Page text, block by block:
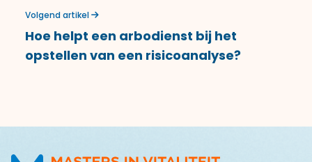
Volgend artikel
Hoe helpt een arbodienst bij het
opstellen van een risicoanalyse?